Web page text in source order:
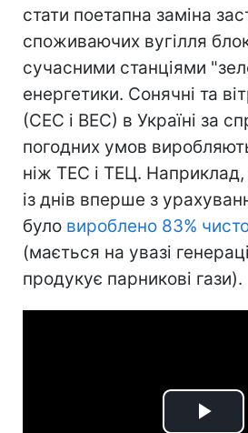
стати поетапна заміна
споживаючих вугілля
сучасними станціями
енергетики. Сонячні та
(СЕС і ВЕС) в Україні за
погодних умов
ніж ТЕС і ТЕЦ. Наприклад,
із днів вперше з
було вироблено 83%
(мається на увазі
продукує парникові гази).